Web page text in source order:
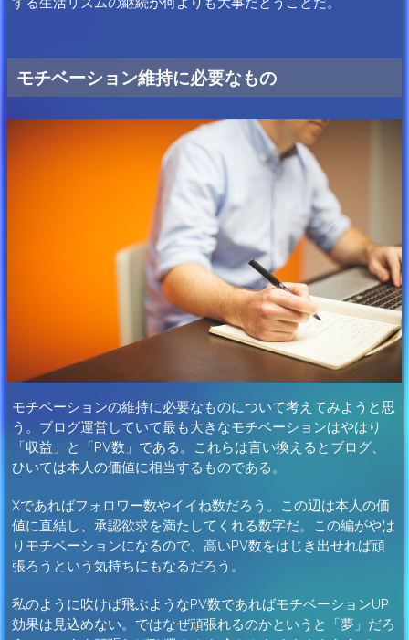
モチベーション維持に必要なもの
モチベーションの維持に必要なものについて考えてみようと思
う。ブログ運営していて最も大きなモチベーションはやはり
「収益」と「PV数」である。これらは言い換えるとブログ、
ひいては本人の価値に相当するものである。
Xであればフォロワー数やイイね数だろう。この辺は本人の価
値に直結し、承認欲求を満たしてくれる数字だ。この編がやは
りモチベーションになるので、高いPV数をはじき出せれば頑
張ろうという気持ちにもなるだろう。
私のように吹けば飛ぶようなPV数であればモチベーションUP
効果は見込めない。ではなぜ頑張れるのかというと「夢」だろ